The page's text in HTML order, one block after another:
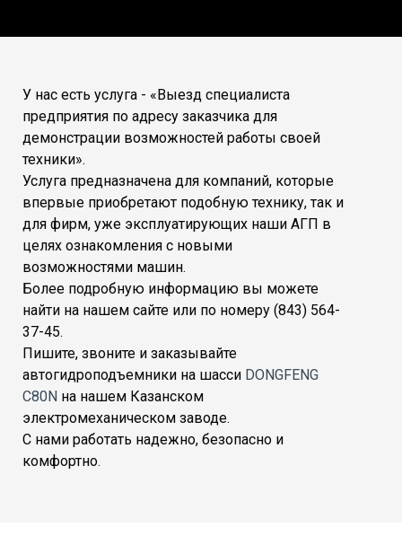
У нас есть услуга - «Выезд специалиста
предприятия по адресу заказчика для
демонстрации возможностей работы своей
техники».
Услуга предназначена для компаний, которые
впервые приобретают подобную технику, так и
для фирм, уже эксплуатирующих наши АГП в
целях ознакомления с новыми
возможностями машин.
Более подробную информацию вы можете
найти на нашем сайте или по номеру (843) 564-
37-45.
Пишите, звоните и заказывайте
автогидроподъемники на шасси DONGFENG
C80N на нашем Казанском
электромеханическом заводе.
С нами работать надежно, безопасно и
комфортно.